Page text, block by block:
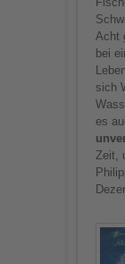
Acht
bei
sich
es
Zeit,